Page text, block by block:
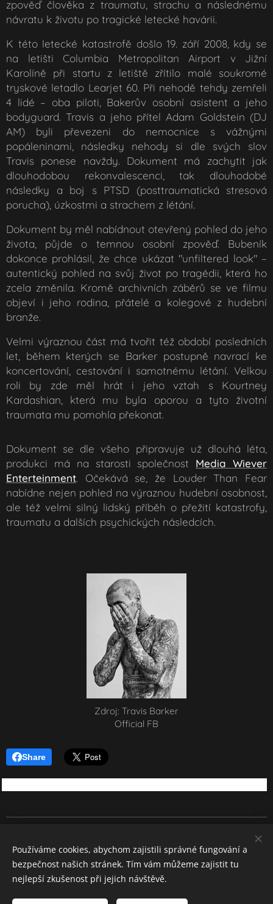
zpověď člověka z traumatu, strachu a následnému
návratu k životu po tragické letecké havárii.
K této letecké katastrofě došlo19. září 2008, kdy se
na letišti Columbia Metropolitan Airport v Jižní
Karolíně při startu z letiště zřítilo malé soukromé
tryskové letadlo Learjet 60. Při nehodě tehdy zemřeli
4 lidé – oba piloti, Bakerův osobní asistent a jeho
bodyguard. Travis a jeho přítel Adam Goldstein (DJ
AM) byli převezeni do nemocnice s vážnými
popáleninami, následky nehody si dle svých slov
Travis ponese navždy. Dokument má zachytit jak
dlouhodobou rekonvalescenci, tak dlouhodobé
následky a boj s PTSD (posttraumatická stresová
porucha), úzkostmi a strachem z létání.
Dokument by měl nabídnout otevřený pohled do jeho
života, půjde o temnou osobní zpověď. Bubeník
dokonce prohlásil, že chce ukázat"unfiltered look"–
autentický pohled na svůj život po tragédii, která ho
zcela změnila. Kromě archivních záběrů se ve filmu
objeví i jeho rodina, přátelé a kolegové z hudební
branže.
Velmi výraznou část má tvořit též období posledních
let, během kterých se Barker postupně navrací ke
koncertování, cestování i samotnému létání. Velkou
roli by zde měl hrát i jeho vztah s Kourtney
Kardashian, která mu byla oporou a tyto životní
traumata mu pomohla překonat.
Dokument se dle všeho připravuje už dlouhá léta,
produkci má na starosti společnost Media Wiever
Enterteinment. Očekává se, že Louder Than Fear
nabídne nejen pohled na výraznou hudební osobnost,
ale též velmi silný lidský příběh o přežití katastrofy,
traumatu a dalších psychických následcích.
Zdroj: Travis Barker
Official FB
Share
Všechna práva vyhrazena 2026
Cookies
Jazyky
Používáme cookies, abychom zajistili správné fungování a
bezpečnost našich stránek. Tím vám můžeme zajistit tu
nejlepší zkušenost při jejich návštěvě.